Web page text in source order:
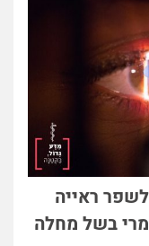
ראייה
בשל מחלה